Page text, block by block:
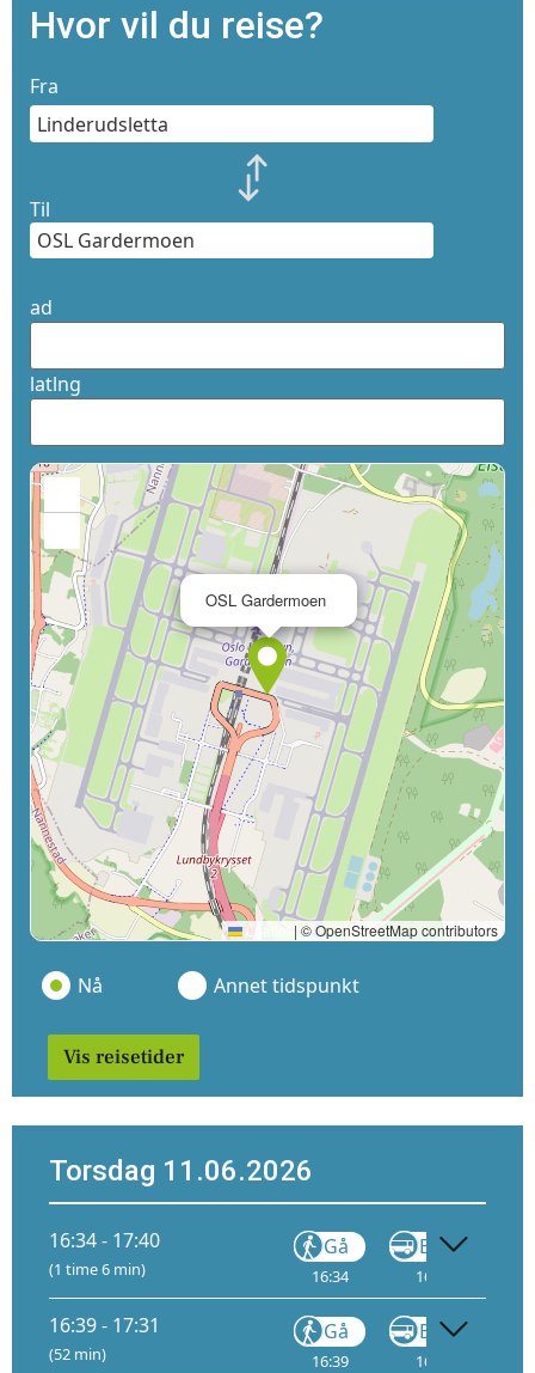
Hvor vil du reise?
Fra
Til
ad
latlng
OSL Gardermoen
Leaflet | © OpenStreetMap contributors
Nå Annet tidspunkt
Vis reisetider
Torsdag 11.06.2026
16:34 - 17:40
(1 time 6 min)
Gå
16:34
Buss
16:35
16:39 - 17:31
(52 min)
Gå
16:39
Buss
16:42